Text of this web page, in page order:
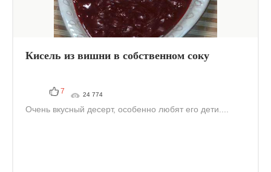
Кисель из вишни в собственном соку
7 24 774
Очень вкусный десерт, особенно любят его дети....